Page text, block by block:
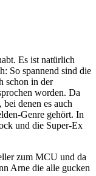
Es ist natürlich
So spannend sind die
schon in der
worden. Da
denen es auch
Genre gehört. In
und die Super-Ex
zum MCU und da
Arne die alle gucken